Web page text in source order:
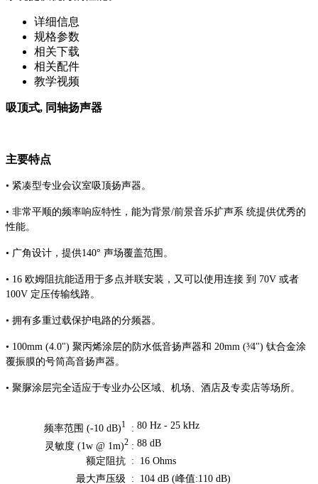
详细信息
规格参数
相关下载
相关配件
教学视频
吸顶式, 同轴扬声器
主要特点
• 紧凑型专业会议室吸顶扬声器。
• 非常平顺的频率响应特性，能为背景/前景音乐扩声系 统提供优秀的
性能。
• 广角设计，提供140° 声场覆盖范围。
• 16 欧姆阻抗能适用于多点并联安装，又可以使用连接 到 70V 或者
100V 定压传输线路。
• 拥有多重过载保护电路的分频器。
• 100mm (4.0") 聚丙烯涂层的防水低音扬声器和 20mm (³⁄4") 钛合金涂
覆振膜的号筒高音扬声器。
• 聚脲涂层完全适应于专业办公区域、机场、酒店及专卖店等场所。
频率范围 (-10 dB)1 : 80 Hz - 25 kHz
灵敏度 (1w @ 1m)2 : 88 dB
额定阻抗 : 16 Ohms
最大声压级 : 104 dB (峰值:110 dB)